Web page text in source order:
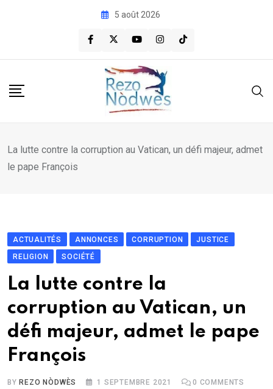
5 août 2026
La lutte contre la corruption au Vatican, un défi majeur, admet
le pape François
ACTUALITÉS ANNONCES CORRUPTION
JUSTICE
RELIGION
SOCIÉTÉ
La lutte contre la
corruption au Vatican, un
défi majeur, admet le pape
François
BY REZO NÒDWÈS 1 SEPTEMBRE 2021 0 COMMENTS